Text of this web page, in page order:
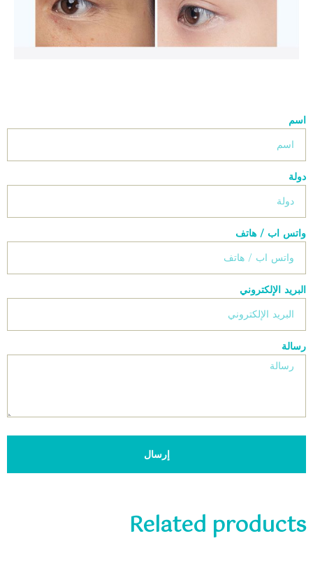
اسم
دولة
واتس اب / هاتف
البريد الإلكتروني
رسالة
إرسال
Related products